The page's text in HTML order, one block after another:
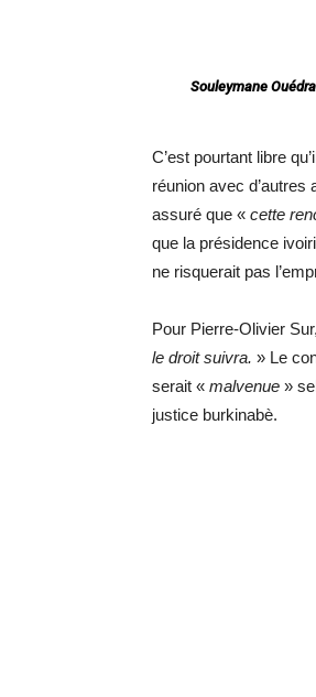
Souleymane
C’est pourtant libre
réunion avec
assuré que « cette
que la présidence
ne risquerait pas
Pour Pierre-Olivier
le droit suivra. » Le
serait « malvenue »
justice burkinabè.